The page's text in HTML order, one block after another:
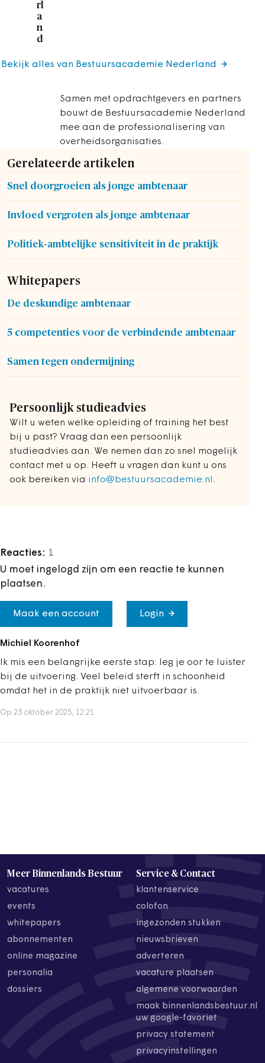
rl
a
n
d
Samen met opdrachtgevers en partners
bouwt de Bestuursacademie Nederland
mee aan de professionalisering van
overheidsorganisaties.
Bekijk alles van Bestuursacademie Nederland
Gerelateerde artikelen
Snel doorgroeien als jonge ambtenaar
Invloed vergroten als jonge ambtenaar
Politiek‑ambtelijke sensitiviteit in de praktijk
Whitepapers
De deskundige ambtenaar
5 competenties voor de verbindende ambtenaar
Samen tegen ondermijning
Persoonlijk studieadvies
Wilt u weten welke opleiding of training het best
bij u past? Vraag dan een persoonlijk
studieadvies aan. We nemen dan zo snel mogelijk
contact met u op. Heeft u vragen dan kunt u ons
ook bereiken via info@bestuursacademie.nl .
Reacties: 1
U moet ingelogd zijn om een reactie te kunnen
plaatsen.
Maak een account Login
Michiel Koorenhof
Ik mis een belangrijke eerste stap: leg je oor te luister
bij de uitvoering. Veel beleid sterft in schoonheid
omdat het in de praktijk niet uitvoerbaar is.
Op 23 oktober 2025, 12:21
Meer Binnenlands Bestuur
vacatures
events
whitepapers
abonnementen
online magazine
personalia
dossiers
Service & Contact
klantenservice
colofon
ingezonden stukken
nieuwsbrieven
adverteren
vacature plaatsen
algemene voorwaarden
maak binnenlandsbestuur.nl
uw google-favoriet
privacy statement
privacyinstellingen